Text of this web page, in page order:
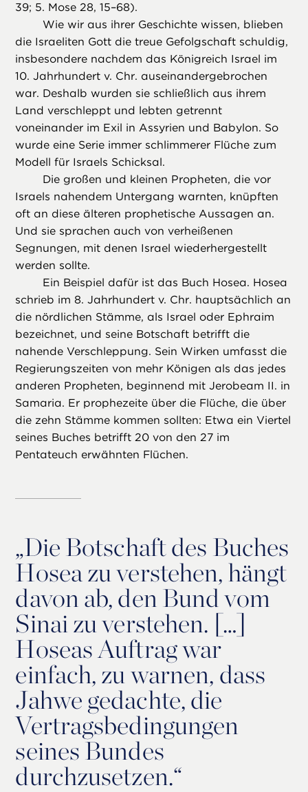
39; 5. Mose 28, 15–68).
Wie wir aus ihrer Geschichte wissen, blieben
die Israeliten Gott die treue Gefolgschaft schuldig,
insbesondere nachdem das Königreich Israel im
10. Jahrhundert v. Chr. auseinandergebrochen
war. Deshalb wurden sie schließlich aus ihrem
Land verschleppt und lebten getrennt
voneinander im Exil in Assyrien und Babylon. So
wurde eine Serie immer schlimmerer Flüche zum
Modell für Israels Schicksal.
Die großen und kleinen Propheten, die vor
Israels nahendem Untergang warnten, knüpften
oft an diese älteren prophetische Aussagen an.
Und sie sprachen auch von verheißenen
Segnungen, mit denen Israel wiederhergestellt
werden sollte.
Ein Beispiel dafür ist das Buch Hosea. Hosea
schrieb im 8. Jahrhundert v. Chr. hauptsächlich an
die nördlichen Stämme, als Israel oder Ephraim
bezeichnet, und seine Botschaft betrifft die
nahende Verschleppung. Sein Wirken umfasst die
Regierungszeiten von mehr Königen als das jedes
anderen Propheten, beginnend mit Jerobeam II. in
Samaria. Er prophezeite über die Flüche, die über
die zehn Stämme kommen sollten: Etwa ein Viertel
seines Buches betrifft 20 von den 27 im
Pentateuch erwähnten Flüchen.
„Die Botschaft des Buches
Hosea zu verstehen, hängt
davon ab, den Bund vom
Sinai zu verstehen. […]
Hoseas Auftrag war
einfach, zu warnen, dass
Jahwe gedachte, die
Vertragsbedingungen
seines Bundes
durchzusetzen.“